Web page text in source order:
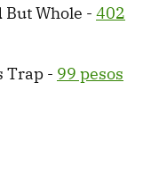
Whole - 402
Trap - 99 pesos